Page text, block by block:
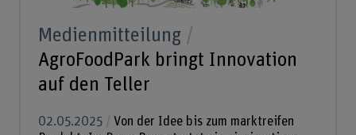
Medienmitteilung
AgroFoodPark bringt Innovation
auf den Teller
02.05.2025
Von der Idee bis zum marktreifen